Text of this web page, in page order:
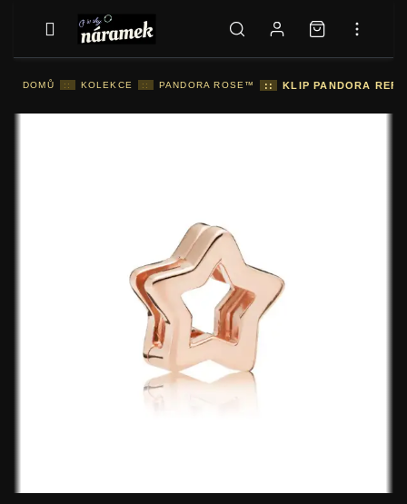
DOMŮ :: KOLEKCE :: PANDORA ROSE™ :: KLIP PANDORA